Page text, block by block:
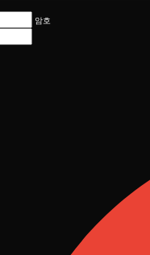
암호